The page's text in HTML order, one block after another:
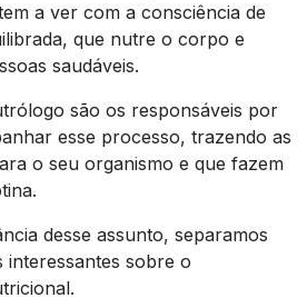
a ver com a consciência de
que nutre o corpo e
saudáveis.
são os responsáveis por
esse processo, trazendo as
o seu organismo e que fazem
desse assunto, separamos
interessantes sobre o